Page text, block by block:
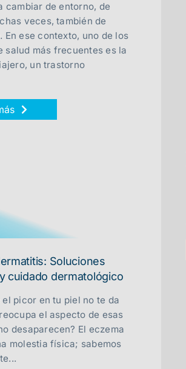
cambiar de entorno, de
veces, también de
En ese contexto, uno de los
salud más frecuentes es la
un trastorno
Soluciones
cuidado dermatológico
el picor en tu piel no te da
el aspecto de esas
desaparecen? El eczema
molestia física; sabemos